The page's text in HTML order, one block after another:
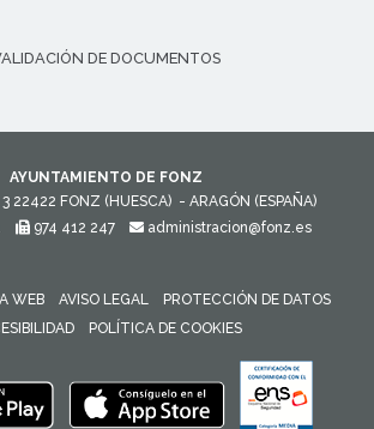
DE DOCUMENTOS
AYUNTAMIENTO DE FONZ
22422 FONZ (HUESCA) - ARAGÓN (ESPAÑA)
974 412 247 administracion@fonz.es
WEB AVISO LEGAL
PROTECCIÓN DE DATOS
POLÍTICA DE COOKIES